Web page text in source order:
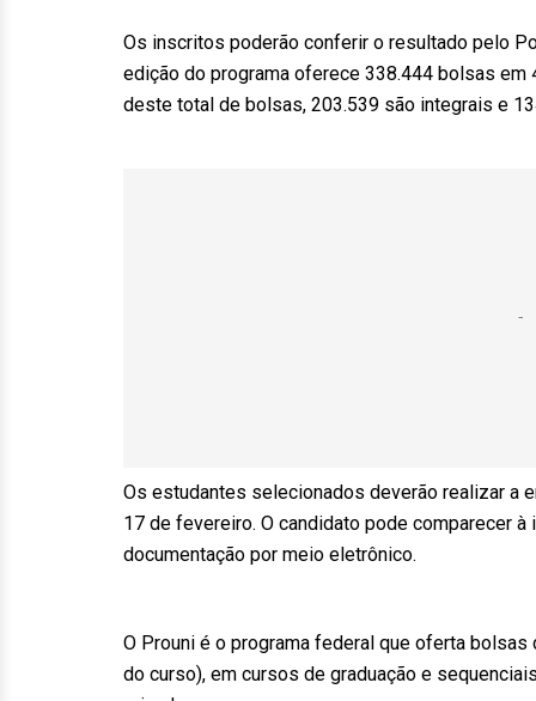
Os inscritos poderão conferir o resultado pelo
edição do programa oferece 338.444 bolsas
deste total de bolsas, 203.539 são integrais e
Os estudantes selecionados deverão realizar a
17 de fevereiro. O candidato pode comparecer
documentação por meio eletrônico.
O Prouni é o programa federal que oferta
do curso), em cursos de graduação e